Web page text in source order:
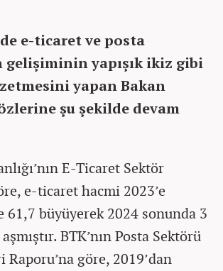
e-ticaret ve posta
gelişiminin yapışık ikiz gibi
yapan Bakan
şu şekilde devam
E-Ticaret Sektör
e-ticaret hacmi 2023’e
61,7 büyüyerek 2024 sonunda 3
BTK’nın Posta Sektörü
Raporu’na göre, 2019’dan